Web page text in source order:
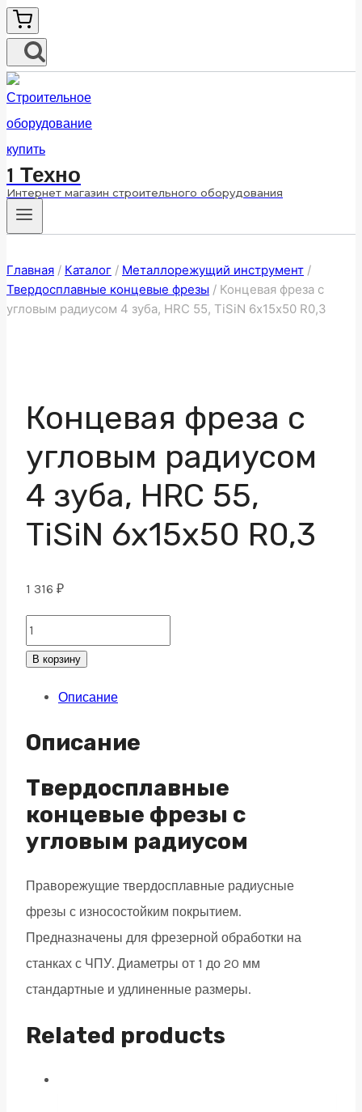
1 Техно
Интернет магазин строительного оборудования
Главная / Каталог / Металлорежущий инструмент /
Твердосплавные концевые фрезы / Концевая фреза с
угловым радиусом 4 зуба, HRC 55, TiSiN 6х15х50 R0,3
Концевая фреза с
угловым радиусом
4 зуба, HRC 55,
TiSiN 6х15х50 R0,3
1 316 ₽
Концевая
фреза
угловым
зуба,
HRC
55,
6х15х50
R0,3
quantity
В корзину
Описание
Описание
Твердосплавные
концевые фрезы с
угловым радиусом
Праворежущие твердосплавные радиусные
фрезы с износостойким покрытием.
Предназначены для фрезерной обработки на
станках с ЧПУ. Диаметры от 1 до 20 мм
стандартные и удлиненные размеры.
Related products